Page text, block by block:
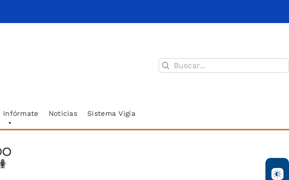
Buscar:
Infórmate Noticias Sistema Vigía